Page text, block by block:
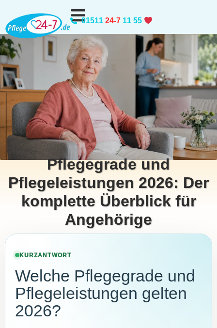
01511 24-711 55
Pflegegrade und
Pflegeleistungen 2026: Der
komplette Überblick für
Angehörige
KURZANTWORT
Welche Pflegegrade und
Pflegeleistungen gelten
2026?